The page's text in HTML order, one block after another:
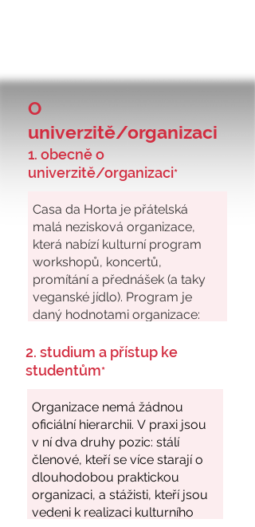
O
univerzitě/organizaci
1. obecně o
univerzitě/organizaci*
2. studium a přístup ke
studentům*